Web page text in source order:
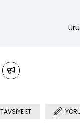
TAVSIYE ET